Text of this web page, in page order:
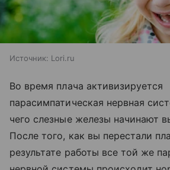
Источник: Lori.ru
Во время плача активизируется
парасимпатическая нервная
чего слезные железы начинают
После того, как вы перестали
результате работы все той же